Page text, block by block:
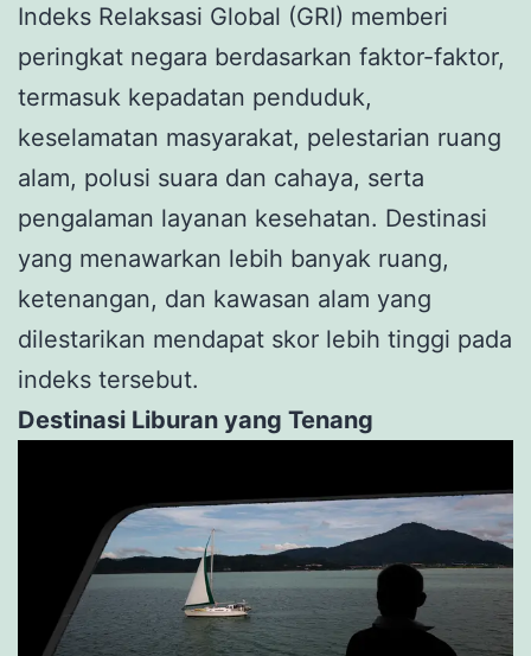
Indeks Relaksasi Global (GRI) memberi
peringkat negara berdasarkan faktor-faktor,
termasuk kepadatan penduduk,
keselamatan masyarakat, pelestarian ruang
alam, polusi suara dan cahaya, serta
pengalaman layanan kesehatan. Destinasi
yang menawarkan lebih banyak ruang,
ketenangan, dan kawasan alam yang
dilestarikan mendapat skor lebih tinggi pada
indeks tersebut.
Destinasi Liburan yang Tenang